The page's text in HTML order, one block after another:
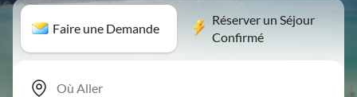
Faire une Demande
Réserver un Séjour
Confirmé